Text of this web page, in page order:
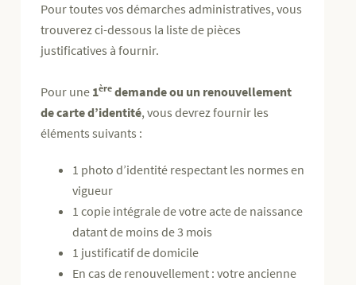
Pour toutes vos démarches administratives, vous
trouverez ci-dessous la liste de pièces
justificatives à fournir.
Pour une 1ère demande ou un renouvellement
de carte d’identité, vous devrez fournir les
éléments suivants :
1 photo d’identité respectant les normes en
vigueur
1 copie intégrale de votre acte de naissance
datant de moins de 3 mois
1 justificatif de domicile
En cas de renouvellement : votre ancienne